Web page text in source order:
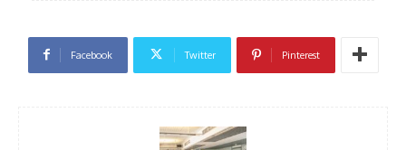
Facebook Twitter Pinterest